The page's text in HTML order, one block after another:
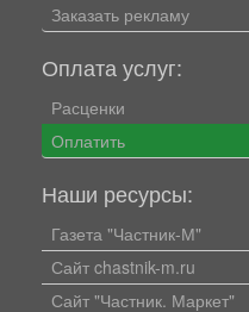
Заказать рекламу
Оплата услуг:
Расценки
Оплатить
Наши ресурсы:
Газета "Частник-М"
Сайт chastnik-m.ru
Сайт "Частник. Маркет"